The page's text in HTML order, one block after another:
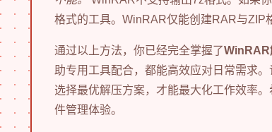
格式的工具。WinRAR仅能创建RAR与ZIP
通过以上方法，你已经完全掌握了WinRAR
助专用工具配合，都能高效应对日常需求。
选择最优解压方案，才能最大化工作效率
件管理体验。